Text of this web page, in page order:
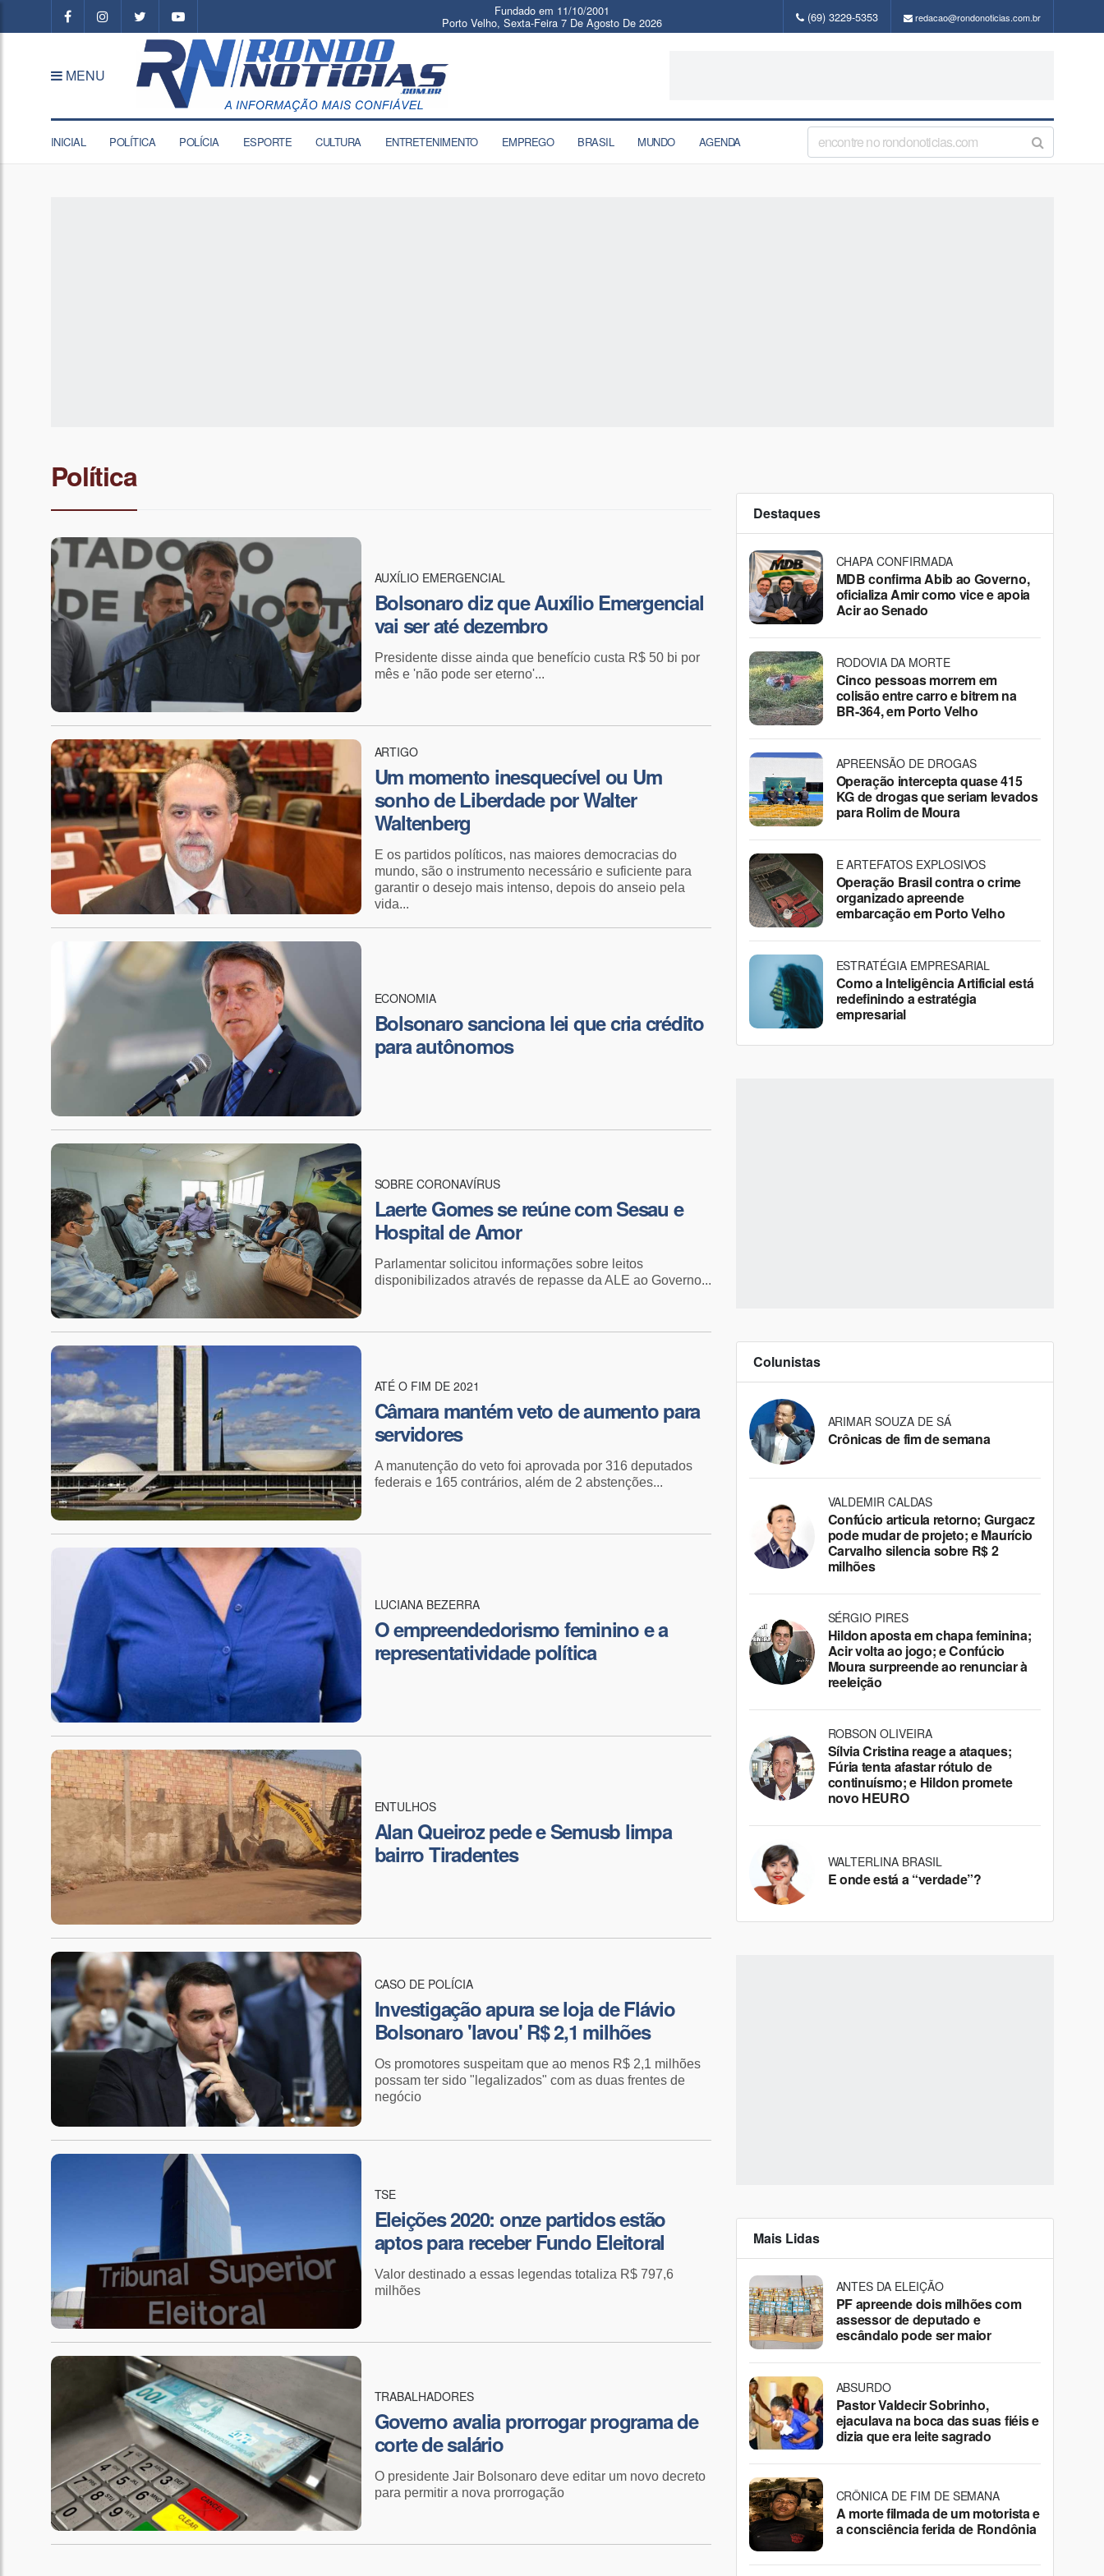
Fundado em 11/10/2001
Porto Velho, Sexta-Feira 7 De Agosto De 2026 (69) 3229-5353 redacao@rondonoticias.com.br
MENU
INICIAL POLÍTICA POLÍCIA ESPORTE CULTURA ENTRETENIMENTO EMPREGO BRASIL MUNDO AGENDA
Política
AUXÍLIO EMERGENCIAL
Bolsonaro diz que Auxílio Emergencial
vai ser até dezembro
Presidente disse ainda que benefício custa R$ 50 bi por
mês e 'não pode ser eterno'...
ARTIGO
Um momento inesquecível ou Um
sonho de Liberdade por Walter
Waltenberg
E os partidos políticos, nas maiores democracias do
mundo, são o instrumento necessário e suficiente para
garantir o desejo mais intenso, depois do anseio pela
vida...
ECONOMIA
Bolsonaro sanciona lei que cria crédito
para autônomos
SOBRE CORONAVÍRUS
Laerte Gomes se reúne com Sesau e
Hospital de Amor
Parlamentar solicitou informações sobre leitos
disponibilizados através de repasse da ALE ao Governo...
ATÉ O FIM DE 2021
Câmara mantém veto de aumento para
servidores
A manutenção do veto foi aprovada por 316 deputados
federais e 165 contrários, além de 2 abstenções...
LUCIANA BEZERRA
O empreendedorismo feminino e a
representatividade política
ENTULHOS
Alan Queiroz pede e Semusb limpa
bairro Tiradentes
CASO DE POLÍCIA
Investigação apura se loja de Flávio
Bolsonaro 'lavou' R$ 2,1 milhões
Os promotores suspeitam que ao menos R$ 2,1 milhões
possam ter sido "legalizados" com as duas frentes de
negócio
TSE
Eleições 2020: onze partidos estão
aptos para receber Fundo Eleitoral
Valor destinado a essas legendas totaliza R$ 797,6
milhões
TRABALHADORES
Governo avalia prorrogar programa de
corte de salário
O presidente Jair Bolsonaro deve editar um novo decreto
para permitir a nova prorrogação
Destaques
CHAPA CONFIRMADA
MDB confirma Abib ao Governo,
oficializa Amir como vice e apoia
Acir ao Senado
RODOVIA DA MORTE
Cinco pessoas morrem em
colisão entre carro e bitrem na
BR-364, em Porto Velho
APREENSÃO DE DROGAS
Operação intercepta quase 415
KG de drogas que seriam levados
para Rolim de Moura
E ARTEFATOS EXPLOSIVOS
Operação Brasil contra o crime
organizado apreende
embarcação em Porto Velho
ESTRATÉGIA EMPRESARIAL
Como a Inteligência Artificial está
redefinindo a estratégia
empresarial
Colunistas
ARIMAR SOUZA DE SÁ
Crônicas de fim de semana
VALDEMIR CALDAS
Confúcio articula retorno; Gurgacz
pode mudar de projeto; e Maurício
Carvalho silencia sobre R$ 2
milhões
SÉRGIO PIRES
Hildon aposta em chapa feminina;
Acir volta ao jogo; e Confúcio
Moura surpreende ao renunciar à
reeleição
ROBSON OLIVEIRA
Sílvia Cristina reage a ataques;
Fúria tenta afastar rótulo de
continuísmo; e Hildon promete
novo HEURO
WALTERLINA BRASIL
E onde está a “verdade”?
Mais Lidas
ANTES DA ELEIÇÃO
PF apreende dois milhões com
assessor de deputado e
escândalo pode ser maior
ABSURDO
Pastor Valdecir Sobrinho,
ejaculava na boca das suas fiéis e
dizia que era leite sagrado
CRÔNICA DE FIM DE SEMANA
A morte filmada de um motorista e
a consciência ferida de Rondônia